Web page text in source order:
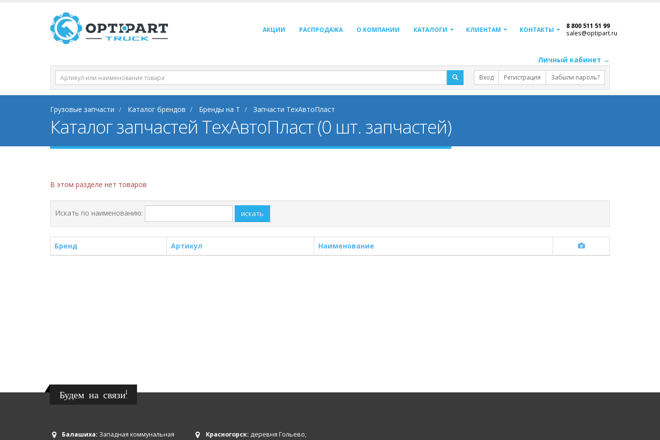
АКЦИИ РАСПРОДАЖА О КОМПАНИИ КАТАЛОГИ КЛИЕНТАМ КОНТАКТЫ 8 800 511 51 99
sales@optipart.ru
Личный кабинет →
Вход Регистрация Забыли пароль?
Грузовые запчасти Каталог брендов Бренды на Т Запчасти ТехАвтоПласт
Каталог запчастей ТехАвтоПласт (0 шт. запчастей)
В этом разделе нет товаров
Искать по наименованию: искать
Бренд Артикул Наименование
Будем на связи!
Балашиха: Западная коммунальная Красногорск: деревня Гольево,